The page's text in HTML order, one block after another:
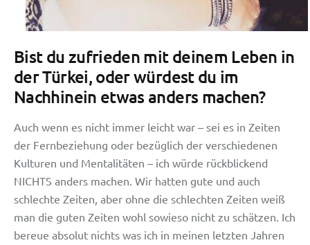
Bist du zufrieden mit deinem Leben in
der Türkei, oder würdest du im
Nachhinein etwas anders machen?
Auch wenn es nicht immer leicht war – sei es in Zeiten
der Fernbeziehung oder bezüglich der verschiedenen
Kulturen und Mentalitäten – ich würde rückblickend
NICHTS anders machen. Wir hatten gute und auch
schlechte Zeiten, aber ohne die schlechten Zeiten weiß
man die guten Zeiten wohl sowieso nicht zu schätzen. Ich
bereue absolut nichts was ich in meinen letzten Jahren